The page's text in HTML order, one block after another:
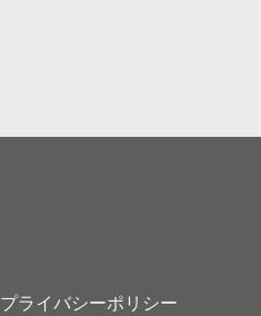
プライバシーポリシー